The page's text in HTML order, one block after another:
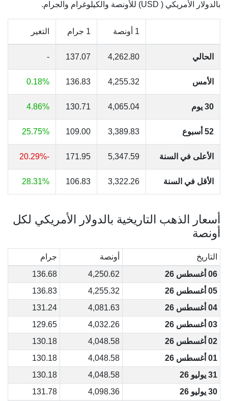
بالدولار الأمريكي ( USD) للأونصة والكيلوغرام والجرام.
1 أونصة 1 جرام التغير
الحالي 4,262.80
137.07
-
الأمس 4,255.32
136.83
0.18%
30 يوم 4,065.04
130.71
4.86%
52 أسبوع 3,389.83
109.00
25.75%
الأعلى في السنة 5,347.59
171.95
-20.29%
الأقل في السنة 3,322.26
106.83
28.31%
أسعار الذهب التاريخية بالدولار الأمريكي لكل
أونصة
التاريخ أونصة
جرام
06 أغسطس 26
4,250.62
136.68
05 أغسطس 26
4,255.32
136.83
04 أغسطس 26
4,081.63
131.24
03 أغسطس 26
4,032.26
129.65
02 أغسطس 26
4,048.58
130.18
01 أغسطس 26
4,048.58
130.18
31 يوليو 26
4,048.58
130.18
30 يوليو 26
4,098.36
131.78